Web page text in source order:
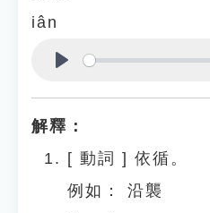
iân
解釋：
[ 動詞 ] 依循。
例如：
沿襲